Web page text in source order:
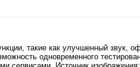
такие как улучшенный звук,
одновременного